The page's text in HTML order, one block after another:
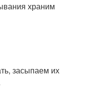
храним
засыпаем их